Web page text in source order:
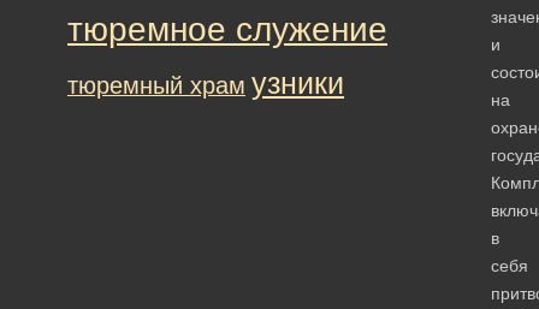
и
на
в
себя
тюремное служение
тюремный храм узники